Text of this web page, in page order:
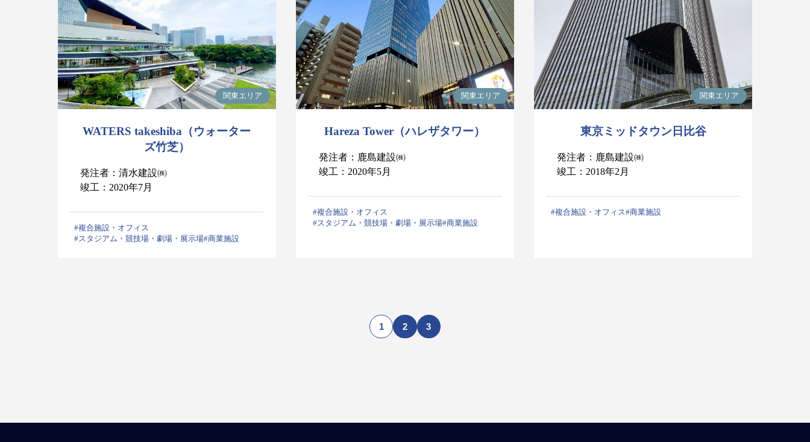
WATERS takeshiba（ウォーター
ズ竹芝）
発注者：清水建設㈱
竣工：2020年7月
#複合施設・オフィス
#スタジアム・競技場・劇場・展示場#商業施設
関東エリア
Hareza Tower（ハレザタワー）
発注者：鹿島建設㈱
竣工：2020年5月
#複合施設・オフィス
#スタジアム・競技場・劇場・展示場#商業施設
関東エリア
東京ミッドタウン日比谷
発注者：鹿島建設㈱
竣工：2018年2月
#複合施設・オフィス#商業施設
関東エリア
1 2 3